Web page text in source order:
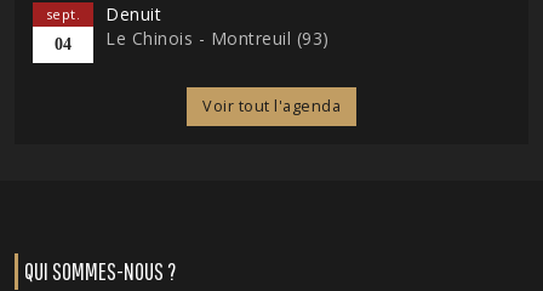
sept.
04
Denuit
Le Chinois - Montreuil (93)
Voir tout l'agenda
QUI SOMMES-NOUS ?